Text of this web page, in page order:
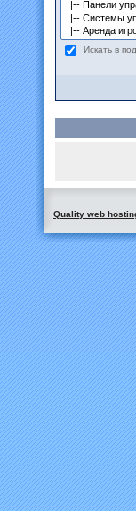
Искать в
Quality web